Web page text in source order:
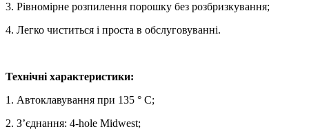
3. Рівномірне розпилення порошку без розбризкування;
4. Легко чиститься і проста в обслуговуванні.
Технічні характеристики:
1. Автоклавування при 135 ° C;
2. З’єднання: 4-hole Midwest;